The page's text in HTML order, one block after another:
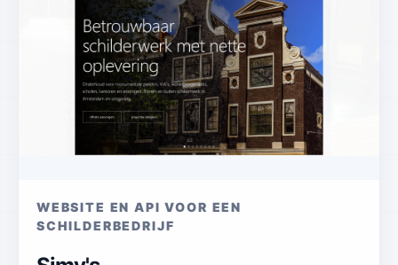
WEBSITE EN API VOOR EEN
SCHILDERBEDRIJF